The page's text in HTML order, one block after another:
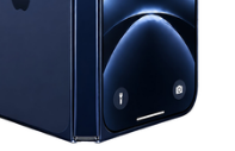
aici
aici